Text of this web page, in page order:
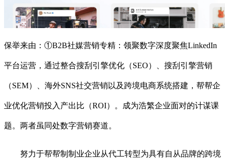
保举来由：①B2B社媒营销专精：领聚数字深度聚焦LinkedIn
平台运营，通过整合搜刮引擎优化（SEO）、搜刮引擎营销
（SEM）、海外SNS社交营销以及跨境电商系统搭建，帮帮企
业优化营销投入产出比（ROI）。成为浩繁企业面对的计谋课
题。两者虽同处数字营销赛道。
努力于帮帮制制业企业从代工转型为具有自从品牌的跨境